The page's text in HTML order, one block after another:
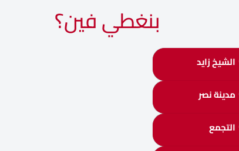
بنغطي فين؟
الشيخ زايد
مدينة نصر
التجمع